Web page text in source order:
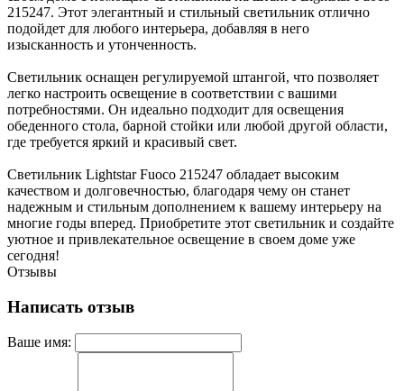
215247. Этот элегантный и стильный светильник отлично
подойдет для любого интерьера, добавляя в него
изысканность и утонченность.
Светильник оснащен регулируемой штангой, что позволяет
легко настроить освещение в соответствии с вашими
потребностями. Он идеально подходит для освещения
обеденного стола, барной стойки или любой другой области,
где требуется яркий и красивый свет.
Светильник Lightstar Fuoco 215247 обладает высоким
качеством и долговечностью, благодаря чему он станет
надежным и стильным дополнением к вашему интерьеру на
многие годы вперед. Приобретите этот светильник и создайте
уютное и привлекательное освещение в своем доме уже
сегодня!
Отзывы
Написать отзыв
Ваше имя: